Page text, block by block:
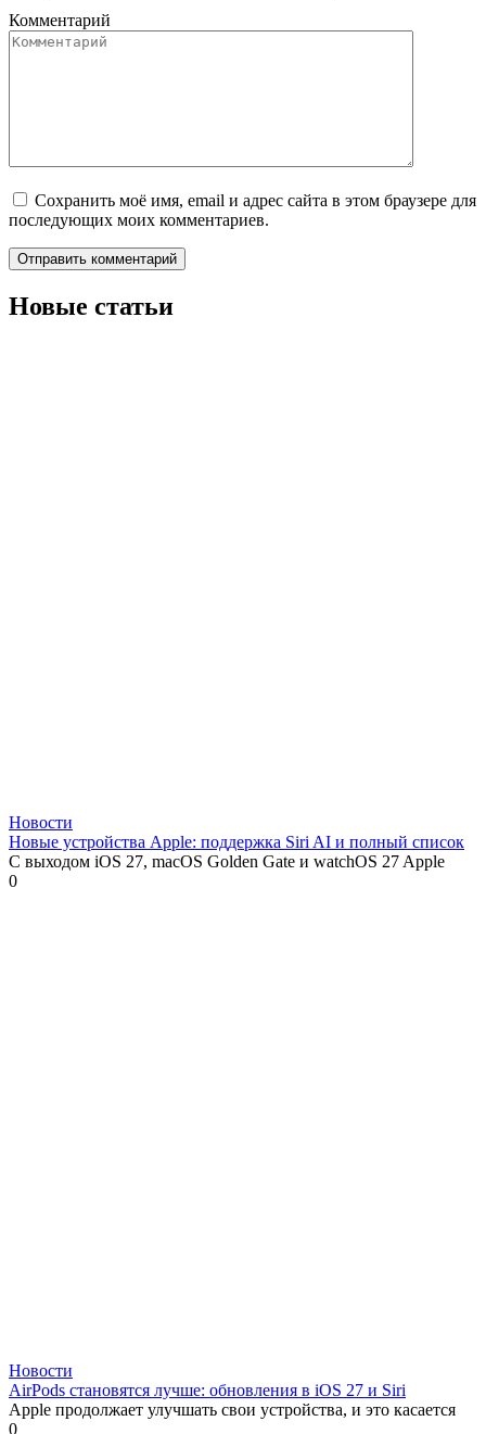
Комментарий
Сохранить моё имя, email и адрес сайта в этом браузере для
последующих моих комментариев.
Новые статьи
Новости
Новые устройства Apple: поддержка Siri AI и полный список
С выходом iOS 27, macOS Golden Gate и watchOS 27 Apple
0
Новости
AirPods становятся лучше: обновления в iOS 27 и Siri
Apple продолжает улучшать свои устройства, и это касается
0